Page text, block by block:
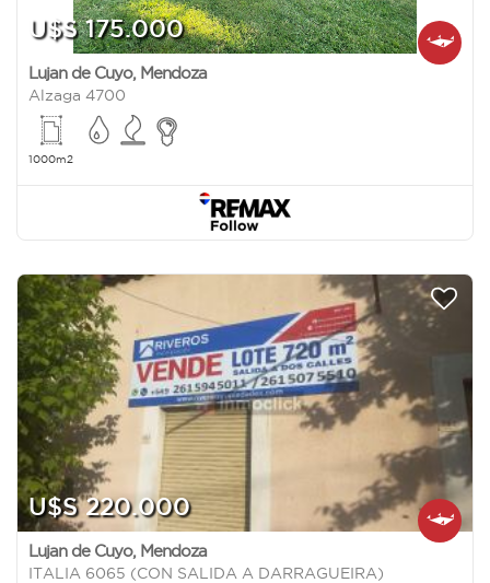
U$S 175.000
Lujan de Cuyo, Mendoza
Alzaga 4700
1000m2
U$S 220.000
Lujan de Cuyo, Mendoza
ITALIA 6065 (CON SALIDA A DARRAGUEIRA)